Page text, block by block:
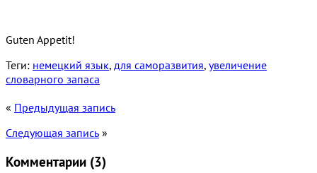
Guten Appetit!
Теги: немецкий язык, для саморазвития, увеличение
словарного запаса
« Предыдущая запись
Следующая запись »
Комментарии (3)